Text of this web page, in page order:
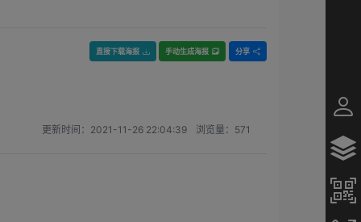
直接下载海报 手动生成海报 分享
更新时间： 2021-11-26 22:04:39 浏览量： 571